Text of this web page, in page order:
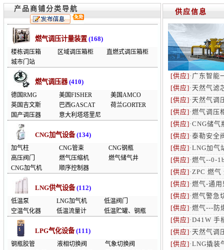
产品商铺分类导航
燃气调压计量装置 (168)
楼栋调压箱 区域调压箱柜
直燃式调压箱柜
城市门站
燃气调压器(410)
德国RMG 美国FISHER
美国AMCO
英国吉文斯
巴西GASCAT
荷兰GORTER
国产调压器
意大利塔塔里尼
CNG加气设备(134)
加气柱 CNG管束
CNG钢瓶
高压阀门
燃气压缩机
燃气储气井
CNG加气机
顺序控制器
LNG供气设备(112)
低温泵 LNG加气机
低温阀门
空温气化器
低温流量计 低温贮罐、钢瓶
LPG气化设备(111)
钢瓶胶管 液相切换阀
气象切换阀
供应信息
[供应]· 广东智能
[供应]·天然气滤
[供应]·天然气调
[供应]·燃气调压
[供应]·CNG储气
[供应]·泰勒安全
[供应]·LNG加气
[供应]·燃气--0-
[供应]·ZPC 燃气
[供应]·燃气-通
[供应]·燃气警急
[供应]·燃气---防
[供应]·D41W 手
[供应]·天然气调
[供应]·LNG撬装